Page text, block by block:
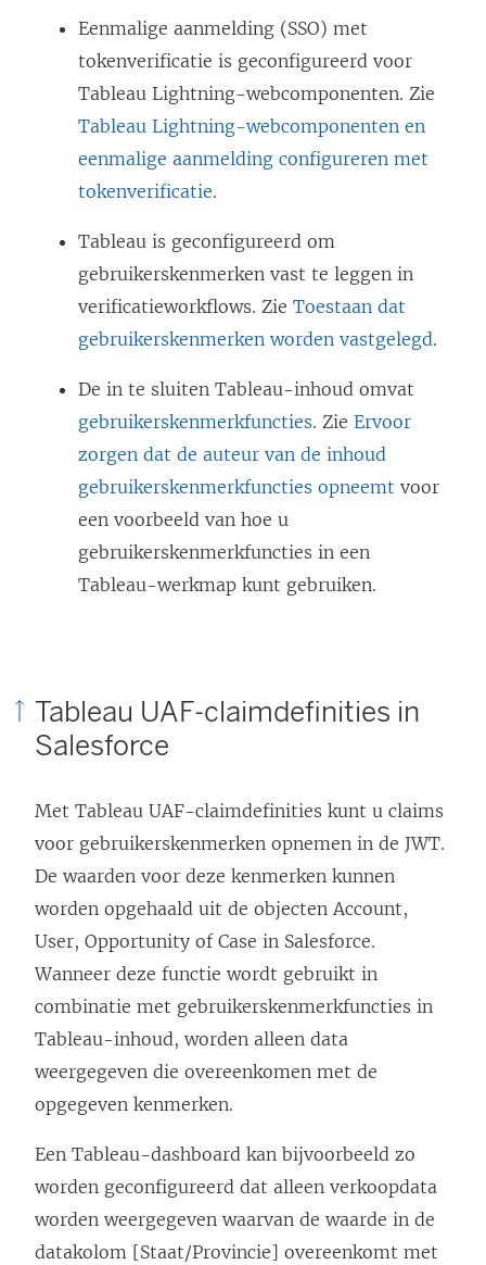
Eenmalige aanmelding (SSO) met
tokenverificatie is geconfigureerd voor
Tableau Lightning-webcomponenten. Zie
Tableau Lightning-webcomponenten en
eenmalige aanmelding configureren met
tokenverificatie.
Tableau is geconfigureerd om
gebruikerskenmerken vast te leggen in
verificatieworkflows. Zie Toestaan dat
gebruikerskenmerken worden vastgelegd.
De in te sluiten Tableau-inhoud omvat
gebruikerskenmerkfuncties. Zie Ervoor
zorgen dat de auteur van de inhoud
gebruikerskenmerkfuncties opneemt voor
een voorbeeld van hoe u
gebruikerskenmerkfuncties in een
Tableau-werkmap kunt gebruiken.
Tableau UAF-claimdefinities in
Salesforce
Met Tableau UAF-claimdefinities kunt u claims
voor gebruikerskenmerken opnemen in de JWT.
De waarden voor deze kenmerken kunnen
worden opgehaald uit de objecten Account,
User, Opportunity of Case in Salesforce.
Wanneer deze functie wordt gebruikt in
combinatie met gebruikerskenmerkfuncties in
Tableau-inhoud, worden alleen data
weergegeven die overeenkomen met de
opgegeven kenmerken.
Een Tableau-dashboard kan bijvoorbeeld zo
worden geconfigureerd dat alleen verkoopdata
worden weergegeven waarvan de waarde in de
datakolom [Staat/Provincie] overeenkomt met